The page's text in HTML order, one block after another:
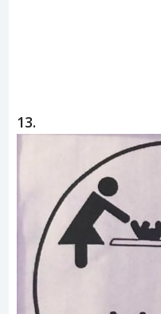
13.